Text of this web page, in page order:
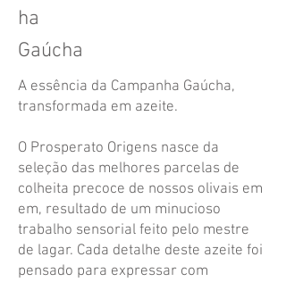
ha
Gaúcha
A essência da Campanha Gaúcha,
transformada em azeite.
O Prosperato Origens nasce da
seleção das melhores parcelas de
colheita precoce de nossos olivais em
em, resultado de um minucioso
trabalho sensorial feito pelo mestre
de lagar. Cada detalhe deste azeite foi
pensado para expressar com